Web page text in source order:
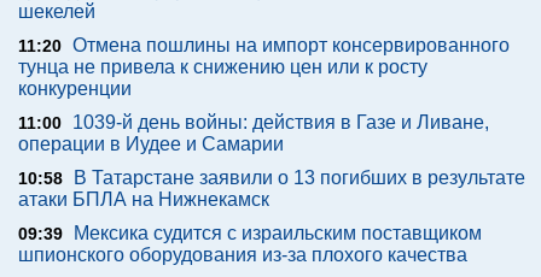
шекелей
11:20 Отмена пошлины на импорт консервированного
тунца не привела к снижению цен или к росту
конкуренции
11:00
1039-й день войны: действия в Газе и Ливане,
операции в Иудее и Самарии
10:58
В Татарстане заявили о 13 погибших в результате
атаки БПЛА на Нижнекамск
09:39
Мексика судится с израильским поставщиком
шпионского оборудования из-за плохого качества